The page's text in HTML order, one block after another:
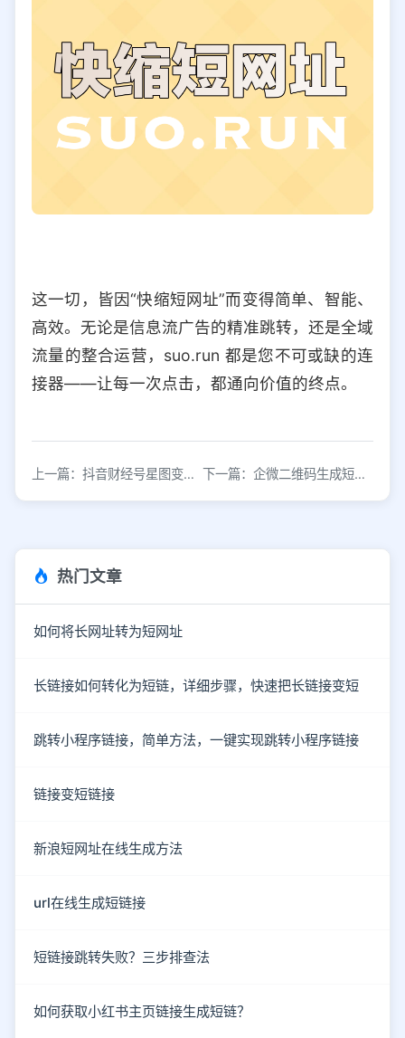
这一切，皆因“快缩短网址”而变得简单、智能、
高效。无论是信息流广告的精准跳转，还是全域
流量的整合运营，suo.run 都是您不可或缺的连
接器——让每一次点击，都通向价值的终点。
上一篇：抖音财经号星图变现路径与跳转工具解析 下一篇：企微二维码生成短链接的方法
热门文章
如何将长网址转为短网址
长链接如何转化为短链，详细步骤，快速把长链接变短
跳转小程序链接，简单方法，一键实现跳转小程序链接
链接变短链接
新浪短网址在线生成方法
url在线生成短链接
短链接跳转失败？三步排查法
如何获取小红书主页链接生成短链？